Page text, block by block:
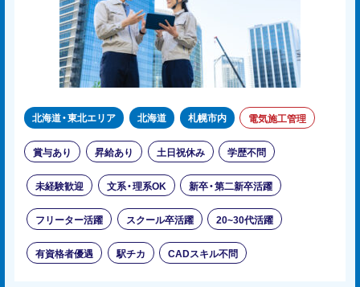
北海道・東北エリア 北海道 札幌市内 電気施工管理
賞与あり 昇給あり 土日祝休み 学歴不問
未経験歓迎 文系・理系OK 新卒・第二新卒活躍
フリーター活躍 スクール卒活躍 20~30代活躍
有資格者優遇 駅チカ CADスキル不問